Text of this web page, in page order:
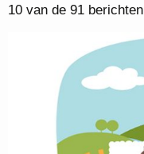
10 van de 91 berichten